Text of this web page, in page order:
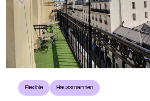
Flexible Haussmannien